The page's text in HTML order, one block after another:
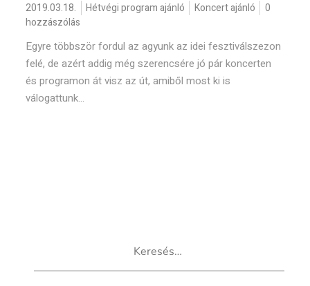
2019.03.18. Hétvégi program ajánló Koncert ajánló
0
hozzászólás
Egyre többször fordul az agyunk az idei fesztiválszezon
felé, de azért addig még szerencsére jó pár koncerten
és programon át visz az út, amiből most ki is
válogattunk...